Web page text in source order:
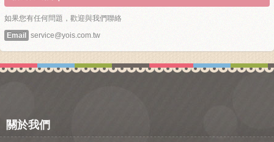
如果您有任何問題，歡迎與我們聯絡
Email
service@yois.com.tw
關於我們